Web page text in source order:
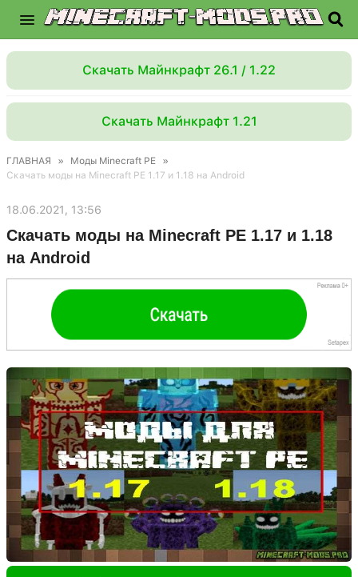
Скачать Майнкрафт 26.1 / 1.22
Скачать Майнкрафт 1.21
ГЛАВНАЯ » Моды Minecraft PE
»
Скачать моды на Minecraft PE 1.17 и 1.18 на Android
18.06.2021, 13:56
Скачать моды на Minecraft PE 1.17 и 1.18
на Android